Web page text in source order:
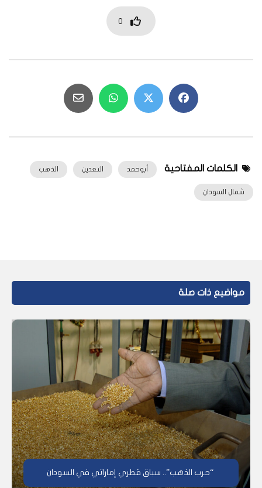
0
الكلمات المفتاحية أبوحمد التعدين الذهب
شمال السودان
مواضيع ذات صلة
“حرب الذهب”.. سباق قطري إماراتي في السودان